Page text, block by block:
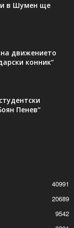
в Шумен ще
движението
конник“
Пенев“
40991
20689
9542